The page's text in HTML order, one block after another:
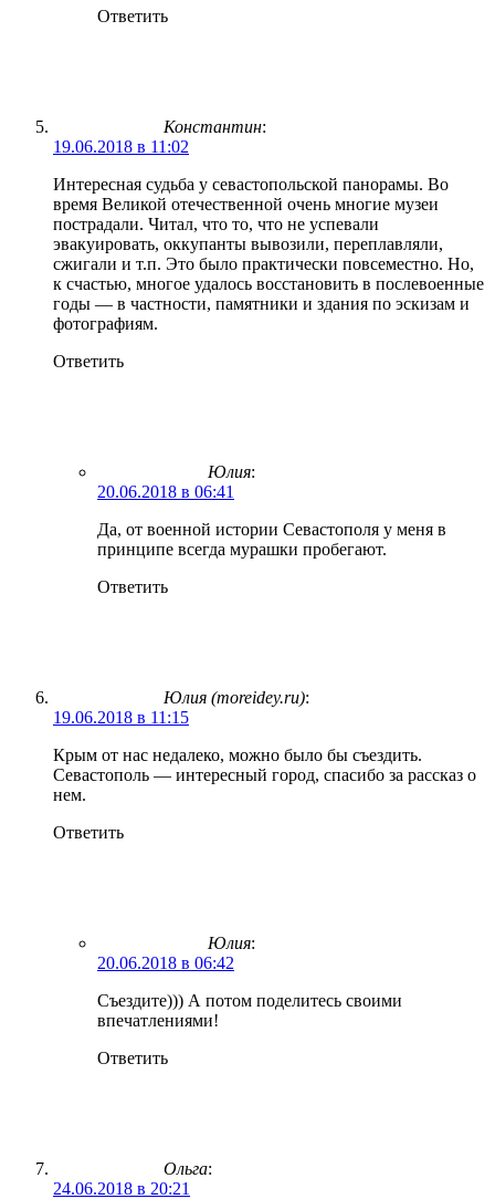
Ответить
Константин:
19.06.2018 в 11:02
Интересная судьба у севастопольской панорамы. Во
время Великой отечественной очень многие музеи
пострадали. Читал, что то, что не успевали
эвакуировать, оккупанты вывозили, переплавляли,
сжигали и т.п. Это было практически повсеместно. Но,
к счастью, многое удалось восстановить в послевоенные
годы — в частности, памятники и здания по эскизам и
фотографиям.
Ответить
Юлия:
20.06.2018 в 06:41
Да, от военной истории Севастополя у меня в
принципе всегда мурашки пробегают.
Ответить
Юлия (moreidey.ru):
19.06.2018 в 11:15
Крым от нас недалеко, можно было бы съездить.
Севастополь — интересный город, спасибо за рассказ о
нем.
Ответить
Юлия:
20.06.2018 в 06:42
Съездите))) А потом поделитесь своими
впечатлениями!
Ответить
Ольга:
24.06.2018 в 20:21